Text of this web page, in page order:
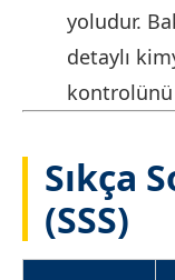
yoludur.
detaylı
Sıkça
(SSS)